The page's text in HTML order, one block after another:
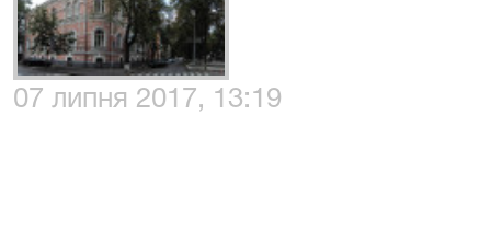
07 липня 2017, 13:19